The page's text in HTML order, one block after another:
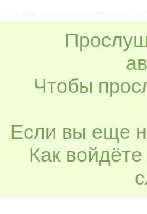
Чтобы
Если вы еще
Как